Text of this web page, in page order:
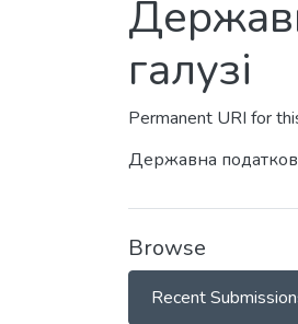
галузі
Permanent URI for
Державна
Browse
Recent